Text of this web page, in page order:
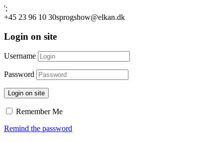
';
+45 23 96 10 30sprogshow@elkan.dk
Login on site
Username
Password
Login on site
Remember Me
Remind the password